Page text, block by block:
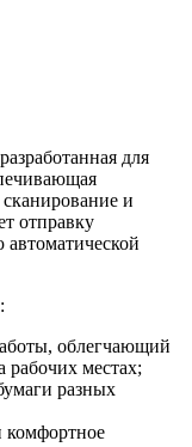
для
и
отправку
облегчающий
рабочих местах;
разных
комфортное